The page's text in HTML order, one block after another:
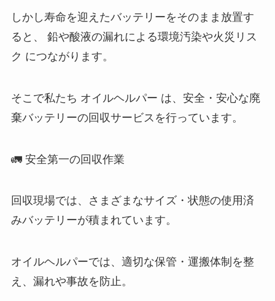
しかし寿命を迎えたバッテリーをそのまま放置す
ると、 鉛や酸液の漏れによる環境汚染や火災リス
ク につながります。
そこで私たち オイルヘルパー は、安全・安心な廃
棄バッテリーの回収サービスを行っています。
🚛 安全第一の回収作業
回収現場では、さまざまなサイズ・状態の使用済
みバッテリーが積まれています。
オイルヘルパーでは、適切な保管・運搬体制を整
え、漏れや事故を防止。